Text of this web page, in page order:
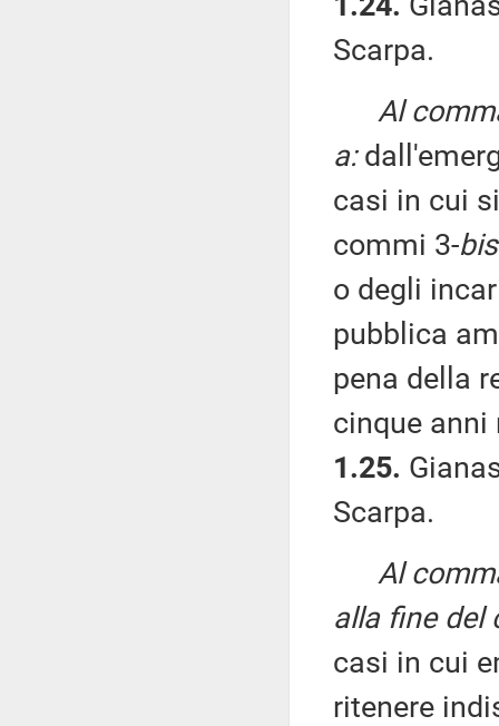
Scarpa.
Al
a:
casi in cui
commi 3-bis
o degli
pubblica
pena della
cinque anni
1.25.
Scarpa.
Al
alla fine del
casi in cui
ritenere